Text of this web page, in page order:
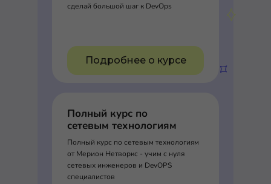
сделай большой шаг к DevOps
Подробнее о курсе
Полный курс по
сетевым технологиям
Полный курс по сетевым технологиям
от Мерион Нетворкс - учим с нуля
сетевых инженеров и DevOPS
специалистов